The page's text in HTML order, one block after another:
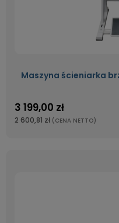
Maszyna ścieniarka
3 199,00 zł
2 600,81 zł (CENA NETTO)